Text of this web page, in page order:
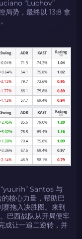
“Luchov”
局势，最终以 13:8 拿
Santos 与
核心力量，帮助巴
拖入决胜图。来到
巴西战队从开局便牢
成让一追二逆转，并